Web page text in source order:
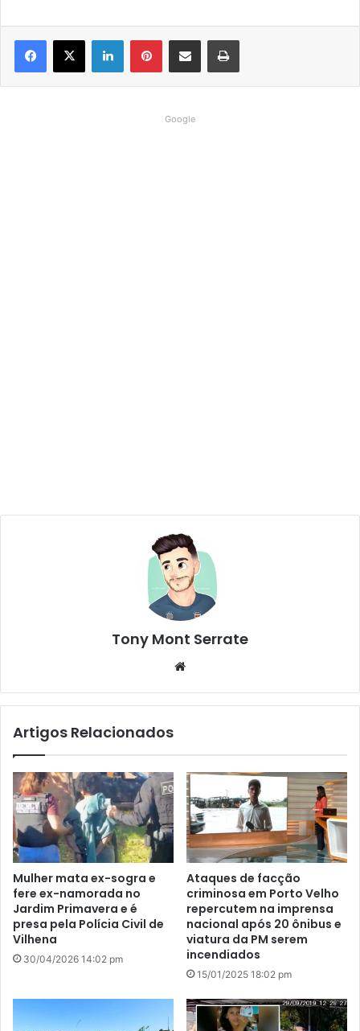
Google
Tony Mont Serrate
te
Artigos Relacionados
Mulher mata ex-sogra e
fere ex-namorada no
Jardim Primavera e é
presa pela Polícia Civil de
Vilhena
30/04/2026 14:02 pm
Ataques de facção
criminosa em Porto Velho
repercutem na imprensa
nacional após 20 ônibus e
viatura da PM serem
incendiados
15/01/2025 18:02 pm